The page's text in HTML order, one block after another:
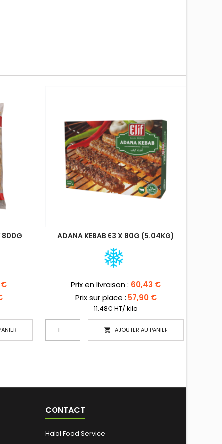
800G
€
ADANA KEBAB 63 X 80G (5.04KG)
Prix
Prix en livraison : 60,43 €
Prix sur place : 57,90 €
11.48€ HT/ kilo
 AJOUTER AU PANIER
CONTACT
Halal Food Service